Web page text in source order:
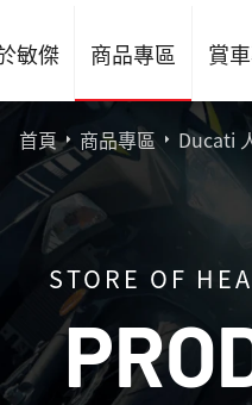
敏傑 商品專區 賞
STORE OF
PRO
首頁 商品專區 Ducati